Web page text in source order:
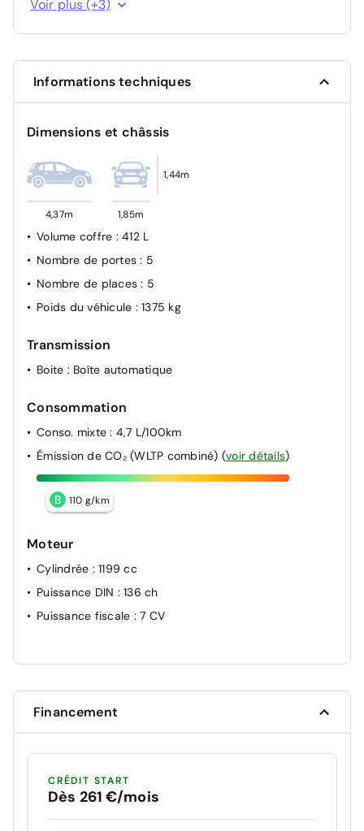
primacy 4s1 225/45 r47 94v 6mm
Pneumatiques : pneus taux restant avg michelin
primacy 4s1 225/45 r47 94v 6mm
Voir plus (+3)
Informations techniques
Dimensions et châssis
4,37m 1,85m
1,44m
Volume coffre : 412 L
Nombre de portes: 5
Nombre de places: 5
Poids du véhicule : 1375 kg
Transmission
Boite : Boîte automatique
Consommation
Conso. mixte: 4,7 L/100km
Émission de CO₂ (WLTP combiné) (voir détails)
B 110 g/km
Moteur
Cylindrée : 1199 cc
Puissance DIN : 136 ch
Puissance fiscale : 7 CV
Financement
CRÉDIT START
Dès 261 €/mois